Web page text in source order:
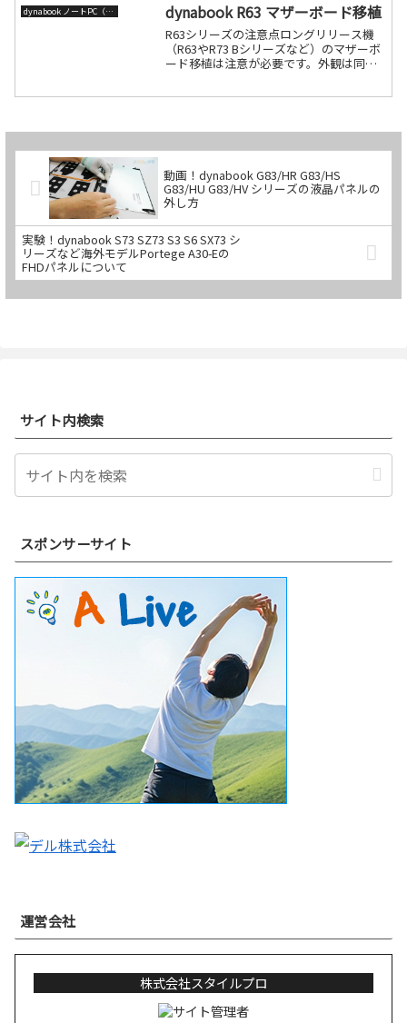
dynabook ノートPC（旧東芝） dynabook R63 マザーボード移植
R63シリーズの注意点ロングリリース機
（R63やR73 Bシリーズなど）のマザーボ
ード移植は注意が必要です。外観は同じ
動画！dynabook G83/HR G83/HS
G83/HU G83/HV シリーズの液晶パネルの
外し方
実験！dynabook S73 SZ73 S3 S6 SX73 シ
リーズなど海外モデルPortege A30-Eの
FHDパネルについて
サイト内検索
スポンサーサイト
運営会社
株式会社スタイルプロ